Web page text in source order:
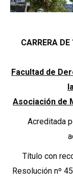
CARRERA
Facultad de
Asociación de
Acreditada
Título con
Resolución nº